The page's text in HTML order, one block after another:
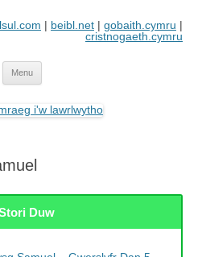
| beibl.net | gobaith.cymru |
cristnogaeth.cymru
rhad ac am ddim
Menu
Duw